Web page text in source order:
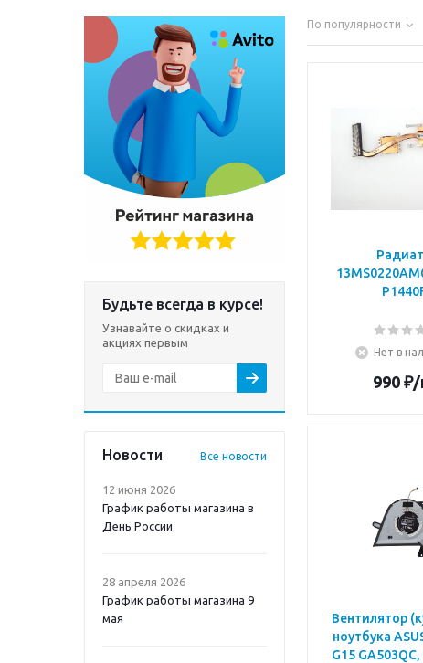
Будьте всегда в курсе!
Узнавайте о скидках и
акциях первым
Новости Все новости
12 июня 2026
График работы магазина в
День России
28 апреля 2026
График работы магазина 9
мая
По популярности
Нет в
990₽/
Вентилятор
ноутбука
G15